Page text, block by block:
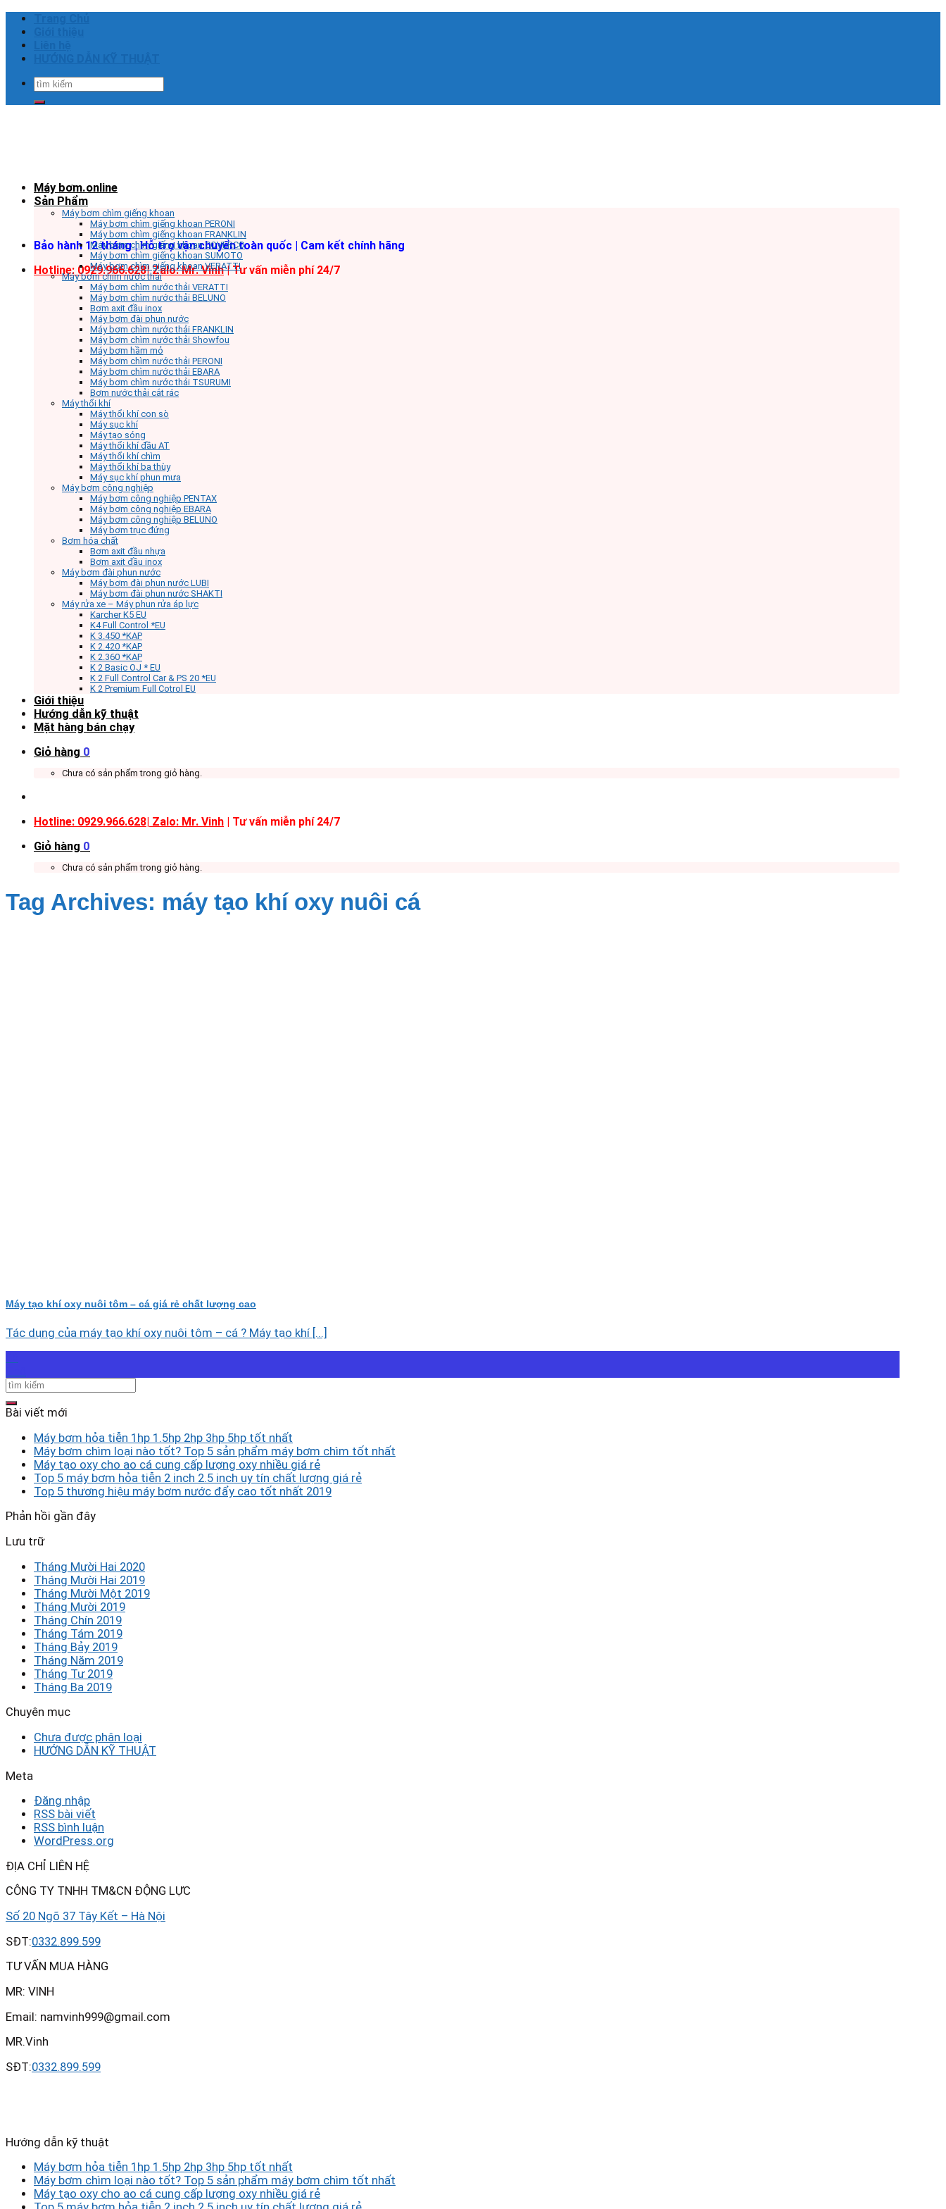
Skip
content
Tìm
Bảo hành 12 tháng | Hỗ trợ vận chuyển toàn quốc | Cam kết chính hãng
Hotline: 0929.966.628|Zalo: Mr. Vinh| Tư vấn miễn phí 24/7
Máy bơm.online
Sản Phẩm
Máy bơm chìm giếng khoan
Máy bơm chìm giếng khoan PERONI
Máy bơm chìm giếng khoan FRANKLIN
Máy bơm chìm giếng khoan COVERCO
Máy bơm chìm giếng khoan SUMOTO
Máy bơm chìm giếng khoan VERATTI
Máy bơm chìm nước thải
Máy bơm chìm nước thải VERATTI
Máy bơm chìm nước thải BELUNO
Bơm axit đầu inox
Máy bơm đài phun nước
Máy bơm chìm nước thải FRANKLIN
Máy bơm chìm nước thải Showfou
Máy bơm hầm mỏ
Máy bơm chìm nước thải PERONI
Máy bơm chìm nước thải EBARA
Máy bơm chìm nước thải TSURUMI
Bơm nước thải cắt rác
Máy thổi khí
Máy thổi khí con sò
Máy sục khí
Máy tạo sóng
Máy thổi khí đầu AT
Máy thổi khí chìm
Máy thổi khí ba thùy
Máy sục khí phun mưa
Máy bơm công nghiệp
Máy bơm công nghiệp PENTAX
Máy bơm công nghiệp EBARA
Máy bơm công nghiệp BELUNO
Máy bơm trục đứng
Bơm hóa chất
Bơm axit đầu nhựa
Bơm axit đầu inox
Máy bơm đài phun nước
Máy bơm đài phun nước LUBI
Máy bơm đài phun nước SHAKTI
Máy rửa xe – Máy phun rửa áp lực
Karcher K5 EU
K4 Full Control *EU
K 3.450 *KAP
K 2.420 *KAP
K 2.360 *KAP
K 2 Basic OJ * EU
K 2 Full Control Car & PS 20 *EU
K 2 Premium Full Cotrol EU
Giới thiệu
Hướng dẫn kỹ thuật
Mặt hàng bán chạy
Giỏ hàng 0
Chưa có sản phẩm trong giỏ hàng.
Hotline: 0929.966.628| Zalo: Mr. Vinh | Tư vấn miễn phí 24/7
Giỏ hàng 0
Chưa có sản phẩm trong giỏ hàng.
Tag Archives: máy tạo khí oxy nuôi cá
Máy tạo khí oxy nuôi tôm – cá giá rẻ chất lượng cao
Tác dụng của máy tạo khí oxy nuôi tôm – cá ? Máy tạo khí [...]
Bài viết mới
Máy bơm hỏa tiễn 1hp 1.5hp 2hp 3hp 5hp tốt nhất
Máy bơm chìm loại nào tốt? Top 5 sản phẩm máy bơm chìm tốt nhất
Máy tạo oxy cho ao cá cung cấp lượng oxy nhiều giá rẻ
Top 5 máy bơm hỏa tiễn 2 inch 2.5 inch uy tín chất lượng giá rẻ
Top 5 thương hiệu máy bơm nước đẩy cao tốt nhất 2019
Phản hồi gần đây
Lưu trữ
Tháng Mười Hai 2020
Tháng Mười Hai 2019
Tháng Mười Một 2019
Tháng Mười 2019
Tháng Chín 2019
Tháng Tám 2019
Tháng Bảy 2019
Tháng Năm 2019
Tháng Tư 2019
Tháng Ba 2019
Chuyên mục
Chưa được phân loại
HƯỚNG DẪN KỸ THUẬT
Meta
Đăng nhập
RSS bài viết
RSS bình luận
WordPress.org
ĐỊA CHỈ LIÊN HỆ
CÔNG TY TNHH TM&CN ĐỘNG LỰC
Số 20 Ngõ 37 Tây Kết – Hà Nội
SĐT:0332.899.599
TƯ VẤN MUA HÀNG
MR: VINH
Email: namvinh999@gmail.com
MR.Vinh
SĐT:0332.899.599
Hướng dẫn kỹ thuật
Máy bơm hỏa tiễn 1hp 1.5hp 2hp 3hp 5hp tốt nhất
Máy bơm chìm loại nào tốt? Top 5 sản phẩm máy bơm chìm tốt nhất
Máy tạo oxy cho ao cá cung cấp lượng oxy nhiều giá rẻ